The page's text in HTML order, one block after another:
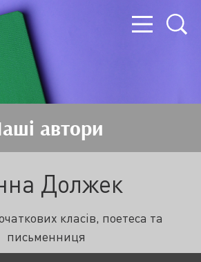
автори
Должек
класів, поетеса та
письменниця